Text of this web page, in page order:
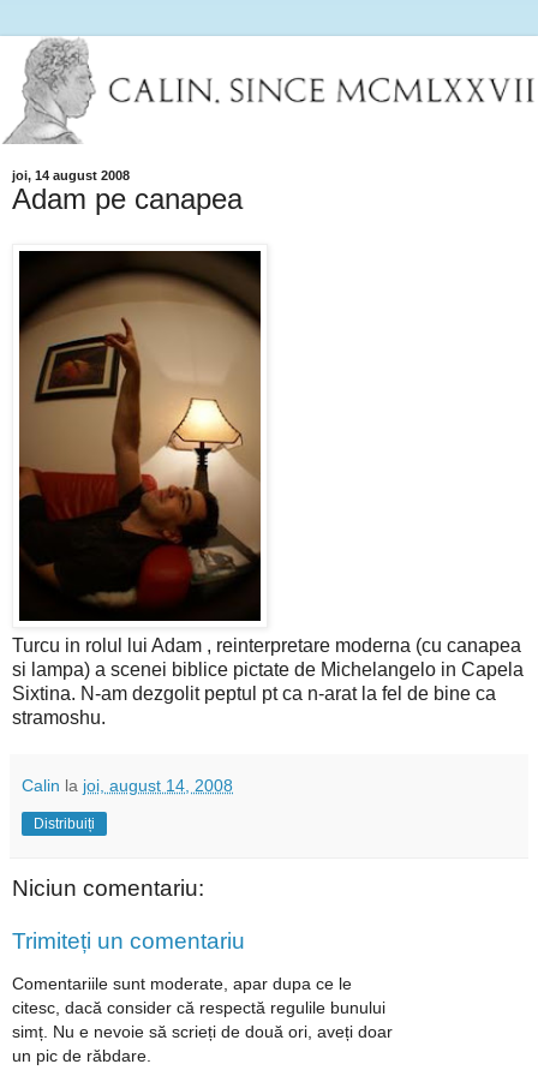
joi, 14 august 2008
Adam pe canapea
Turcu in rolul lui Adam , reinterpretare moderna (cu canapea
si lampa) a scenei biblice pictate de Michelangelo in Capela
Sixtina. N-am dezgolit peptul pt ca n-arat la fel de bine ca
stramoshu.
Calin la joi, august 14, 2008
Distribuiți
Niciun comentariu:
Trimiteți un comentariu
Comentariile sunt moderate, apar dupa ce le
citesc, dacă consider că respectă regulile bunului
simț. Nu e nevoie să scrieți de două ori, aveți doar
un pic de răbdare.